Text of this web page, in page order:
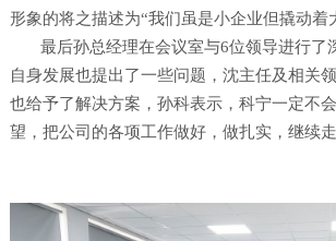
形象的将之描述为“我们虽是小企业但撬动着
最后孙总经理在会议室与6位领导进行了
自身发展也提出了一些问题，沈主任及相关
也给予了解决方案，孙科表示，科宁一定不
望，把公司的各项工作做好，做扎实，继续走